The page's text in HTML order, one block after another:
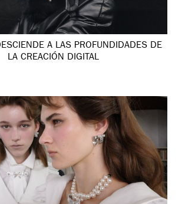
A LAS PROFUNDIDADES DE
LA CREACIÓN DIGITAL